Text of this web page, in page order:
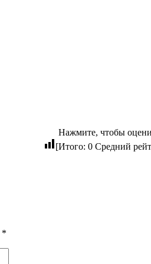
Нажмите, чтобы
[Итого: 0Средний
*